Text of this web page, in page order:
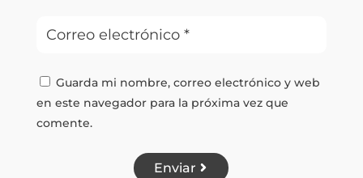
Guarda mi nombre, correo electrónico y web
en este navegador para la próxima vez que
comente.
Enviar